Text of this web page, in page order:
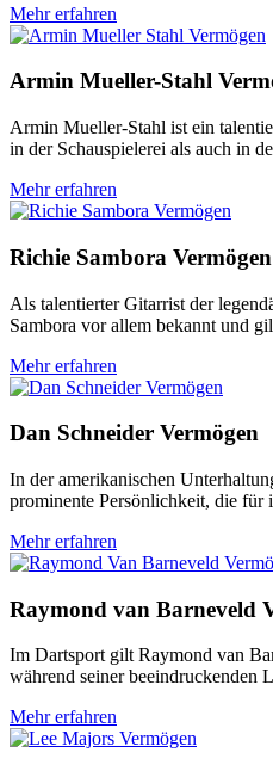
Mehr erfahren
Armin Mueller-Stahl
Armin Mueller-Stahl ist ein
in der Schauspielerei als auch in
Mehr erfahren
Richie Sambora Vermögen
Als talentierter Gitarrist der
Sambora vor allem bekannt und
Mehr erfahren
Dan Schneider Vermögen
In der amerikanischen
prominente Persönlichkeit, die für
Mehr erfahren
Raymond van Barneveld
Im Dartsport gilt Raymond van
während seiner beeindruckenden
Mehr erfahren